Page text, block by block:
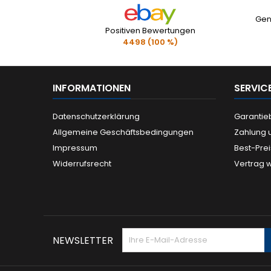
Positiven Bewertungen
4498 (100 %)
INFORMATIONEN
Datenschutzerklärung
Allgemeine Geschäftsbedingungen
Impressum
Widerrufsrecht
Zahlung
Best-
Vertrag
NEWSLETTER